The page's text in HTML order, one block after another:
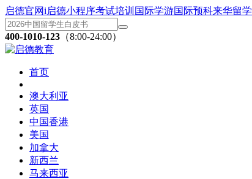
启德官网i启德小程序考试培训 国际学游国际预科来华留学
400-1010-123 （8:00-24:00）
首页
澳大利亚
英国
中国香港
美国
加拿大
新西兰
马来西亚